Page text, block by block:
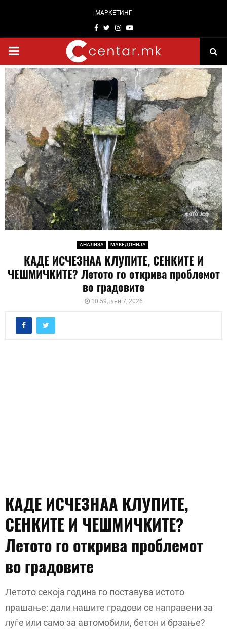
МАРКЕТИНГ
Facebook
TwitterInstagram
Youtube
PRIMARY
MENU
АНАЛИЗА МАКЕДОНИЈА
КАДЕ ИСЧЕЗНАА КЛУПИТЕ, СЕНКИТЕ И
ЧЕШМИЧКИТЕ? Летото го открива проблемот
во градовите
10:59, јуни 7, 2026
КАДЕ ИСЧЕЗНАА КЛУПИТЕ,
СЕНКИТЕ И ЧЕШМИЧКИТЕ?
Летото го открива проблемот
во градовите
Летото секоја година го поставува истото
прашање: дали нашите градови се направени за
луѓе или само за автомобили, бетон и брзање?